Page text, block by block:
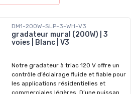
DM1-200W-SLP-3-WH-V3
gradateur mural (200W) | 3
voies | Blanc | V3
Notre gradateur à triac 120 V offre un
contrôle d’éclairage fluide et fiable pour
les applications résidentielles et
commerciales légères. D’une puissance